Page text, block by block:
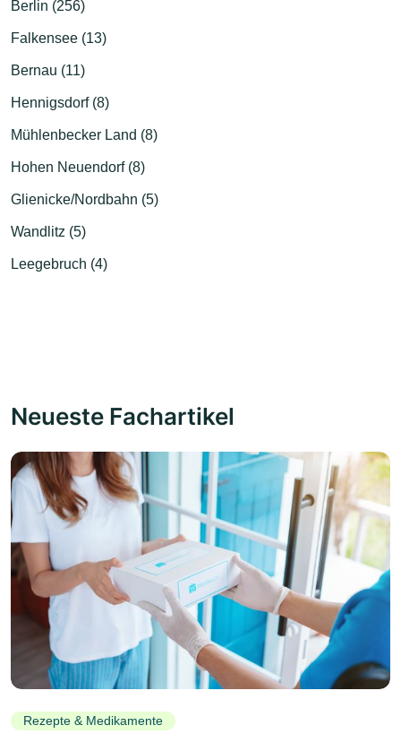
Berlin (256)
Falkensee (13)
Bernau (11)
Hennigsdorf (8)
Mühlenbecker Land (8)
Hohen Neuendorf (8)
Glienicke/Nordbahn (5)
Wandlitz (5)
Leegebruch (4)
Neueste Fachartikel
Rezepte & Medikamente